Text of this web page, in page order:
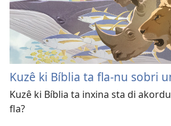
Kuzê ki Bíblia ta fla-nu sobri
Kuzê ki Bíblia ta inxina sta di
fla?